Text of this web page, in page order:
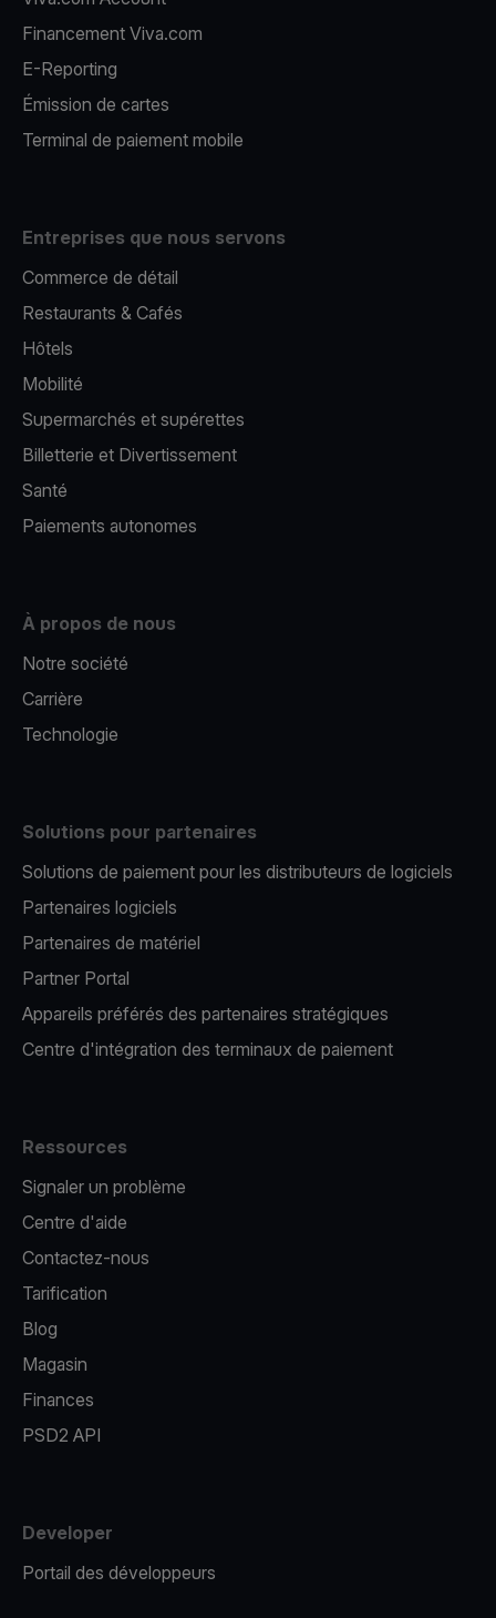
Financement Viva.com
E-Reporting
Émission de cartes
Terminal de paiement mobile
Entreprises que nous servons
Commerce de détail
Restaurants & Cafés
Hôtels
Mobilité
Supermarchés et supérettes
Billetterie et Divertissement
Santé
Paiements autonomes
À propos de nous
Notre société
Carrière
Technologie
Solutions pour partenaires
Solutions de paiement pour les distributeurs de logiciels
Partenaires logiciels
Partenaires de matériel
Partner Portal
Appareils préférés des partenaires stratégiques
Centre d'intégration des terminaux de paiement
Ressources
Signaler un problème
Centre d'aide
Contactez-nous
Tarification
Blog
Magasin
Finances
PSD2 API
Developer
Portail des développeurs